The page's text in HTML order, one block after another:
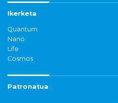
Ikerketa
Quantum
Nano
Life
Cosmos
Patronatua